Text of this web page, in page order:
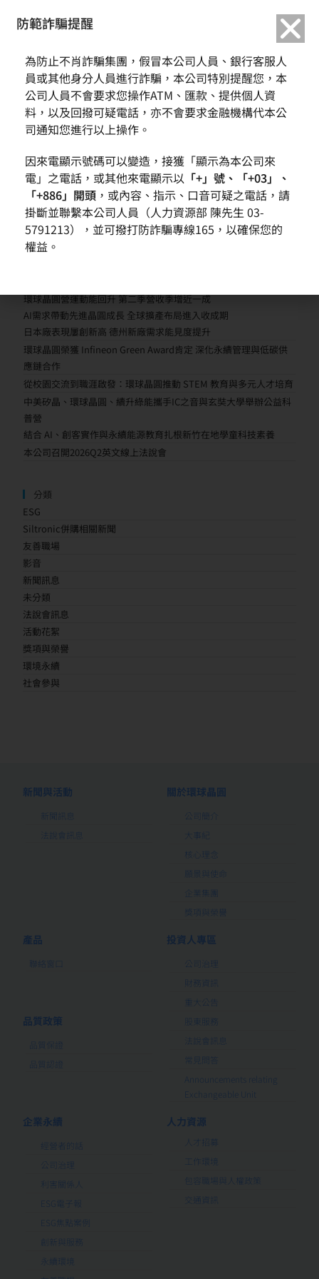
2021年度簽證會計師獨立
性及績效評估結果
TAGS :簽證會計師獨立性及績效評估結果
環球晶圓營運動能回升 第二季營收季增近一成
AI需求帶動先進晶圓成長 全球擴產布局進入收成期
日本廠表現屢創新高 德州新廠需求能見度提升
環球晶圓榮獲 Infineon Green Award肯定 深化永續管理與低碳供
應鏈合作
從校園交流到職涯啟發：環球晶圓推動 STEM 教育與多元人才培育
中美矽晶、環球晶圓、續升綠能攜手IC之音與玄奘大學舉辦公益科
普營
結合 AI、創客實作與永續能源教育扎根新竹在地學童科技素養
本公司召開2026Q2英文線上法說會
分類
ESG
Siltronic併購相關新聞
友善職場
影音
新聞訊息
未分類
法說會訊息
活動花絮
獎項與榮譽
環境永續
社會參與
新聞與活動
新聞訊息
法說會訊息
關於環球晶圓
公司簡介
大事紀
核心理念
願景與使命
企業集團
獎項與榮譽
產品
聯絡窗口
品質政策
品質保證
品質認證
投資人專區
公司治理
財務資訊
重大公告
股東服務
法說會訊息
常見問答
Announcements relating
Exchangeable Unit
企業永續
經營者的話
公司治理
利害關係人
ESG電子報
ESG焦點案例
創新與服務
永續環境
人力資源
人才招募
工作環境
包容職場與人權政策
交通資訊
防範詐騙提醒
為防止不肖詐騙集團，假冒本公司人員、銀行客服人
員或其他身分人員進行詐騙，本公司特別提醒您，本
公司人員不會要求您操作ATM、匯款、提供個人資
料，以及回撥可疑電話，亦不會要求金融機構代本公
司通知您進行以上操作。
因來電顯示號碼可以變造，接獲「顯示為本公司來
電」之電話，或其他來電顯示以 「+」號、「+03」、
「+886」開頭 ，或內容、指示、口音可疑之電話，請
掛斷並聯繫本公司人員（人力資源部 陳先生 03-
5791213），並可撥打防詐騙專線165，以確保您的
權益。